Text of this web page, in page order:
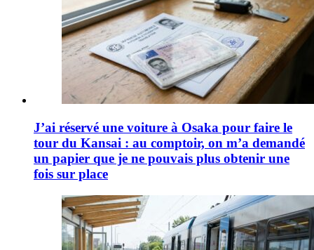
J’ai réservé une voiture à Osaka pour faire le
tour du Kansai : au comptoir, on m’a demandé
un papier que je ne pouvais plus obtenir une
fois sur place